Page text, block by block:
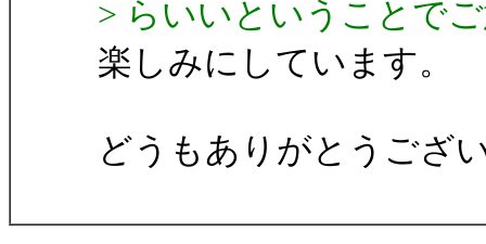
> らいいということで
楽しみにしています。
どうもありがとうござ